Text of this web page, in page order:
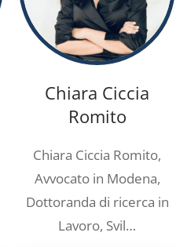
Chiara Ciccia
Romito
Chiara Ciccia Romito,
Avvocato in Modena,
Dottoranda di ricerca in
Lavoro, Svil…